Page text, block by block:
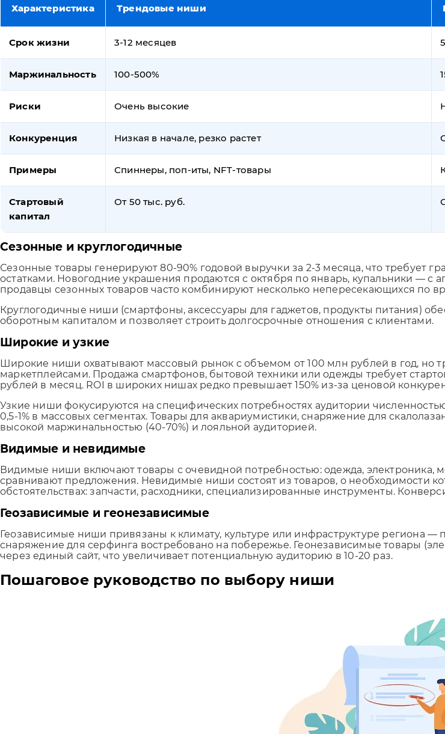
Характеристика Трендовые ниши
Срок жизни 3-12 месяцев
Маржинальность 100-500%
Риски Очень высокие
Конкуренция Низкая в начале, резко растет
Примеры Спиннеры, поп-иты, NFT-товары
Стартовый
капитал
От 50 тыс. руб.
Сезонные и круглогодичные
Сезонные товары генерируют 80-90% годовой выручки за 2-3 месяца, что требует
остатками. Новогодние украшения продаются с октября по январь, купальники —
продавцы сезонных товаров часто комбинируют несколько непересекающихся по
Круглогодичные ниши (смартфоны, аксессуары для гаджетов, продукты питания)
оборотным капиталом и позволяет строить долгосрочные отношения с клиентами.
Широкие и узкие
Широкие ниши охватывают массовый рынок с объемом от 100 млн рублей в год, но
маркетплейсами. Продажа смартфонов, бытовой техники или одежды требует
рублей в месяц. ROI в широких нишах редко превышает 150% из-за ценовой
Узкие ниши фокусируются на специфических потребностях аудитории
0,5-1% в массовых сегментах. Товары для аквариумистики, снаряжение для
высокой маржинальностью (40-70%) и лояльной аудиторией.
Видимые и невидимые
Видимые ниши включают товары с очевидной потребностью: одежда, электроника,
сравнивают предложения. Невидимые ниши состоят из товаров, о необходимости
обстоятельствах: запчасти, расходники, специализированные инструменты.
Геозависимые и геонезависимые
Геозависимые ниши привязаны к климату, культуре или инфраструктуре региона —
снаряжение для серфинга востребовано на побережье. Геонезависимые товары
через единый сайт, что увеличивает потенциальную аудиторию в 10-20 раз.
Пошаговое руководство по выбору ниши